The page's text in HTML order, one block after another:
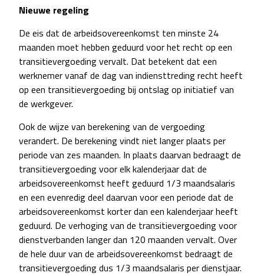
Nieuwe regeling
De eis dat de arbeidsovereenkomst ten minste 24
maanden moet hebben geduurd voor het recht op een
transitievergoeding vervalt. Dat betekent dat een
werknemer vanaf de dag van indiensttreding recht heeft
op een transitievergoeding bij ontslag op initiatief van
de werkgever.
Ook de wijze van berekening van de vergoeding
verandert. De berekening vindt niet langer plaats per
periode van zes maanden. In plaats daarvan bedraagt de
transitievergoeding voor elk kalenderjaar dat de
arbeidsovereenkomst heeft geduurd 1/3 maandsalaris
en een evenredig deel daarvan voor een periode dat de
arbeidsovereenkomst korter dan een kalenderjaar heeft
geduurd. De verhoging van de transitievergoeding voor
dienstverbanden langer dan 120 maanden vervalt. Over
de hele duur van de arbeidsovereenkomst bedraagt de
transitievergoeding dus 1/3 maandsalaris per dienstjaar.